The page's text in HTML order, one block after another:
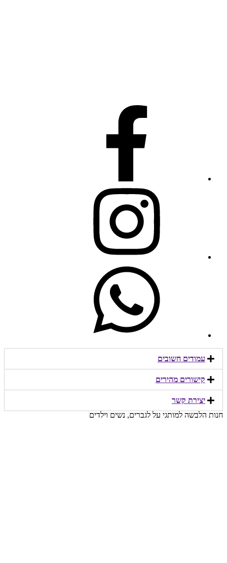
עמודים חשובים
קישורים מהירים​
יצירת קשר​
חנות הלבשה למותגי על לגברים, נשים וילדים